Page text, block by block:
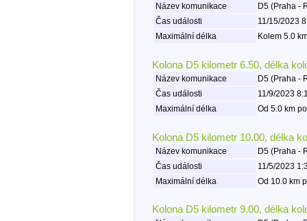
Název komunikace
D5 (Praha -
Čas události
11/15/2023
Maximální délka
Kolem 5.0
Kolona D5 kilometr 6.50, délka
Název komunikace
D5 (Praha -
Čas události
11/9/2023
Maximální délka
Od 5.0 km
Kolona D5 kilometr 10.00, délka
Název komunikace
D5 (Praha -
Čas události
11/5/2023
Maximální délka
Od 10.0 km
Kolona D5 kilometr 9.00, délka